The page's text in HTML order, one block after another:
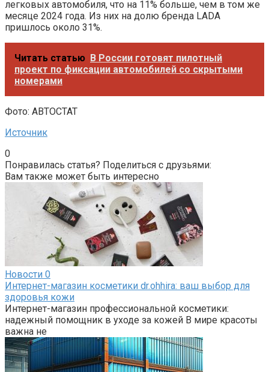
легковых автомобиля, что на 11% больше, чем в том же
месяце 2024 года. Из них на долю бренда LADA
пришлось около 31%.
Читать статью В России готовят пилотный
проект по фиксации автомобилей со скрытыми
номерами
Фото: АВТОСТАТ
Источник
0
Понравилась статья? Поделиться с друзьями:
Вам также может быть интересно
Новости 0
Интернет-магазин косметики dr.ohhira: ваш выбор для
здоровья кожи
Интернет-магазин профессиональной косметики:
надежный помощник в уходе за кожей В мире красоты
важна не